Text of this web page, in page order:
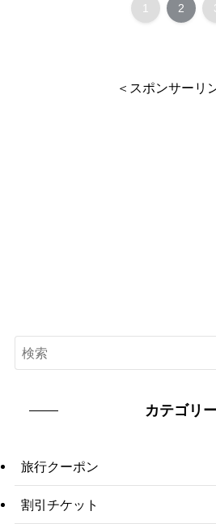
1 2
＜スポンサーリ
カテゴリ
旅行クーポン
割引チケット